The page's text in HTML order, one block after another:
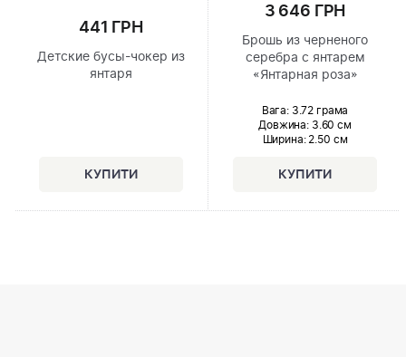
441 ГРН
Детские бусы-чокер из
янтаря
3 646 ГРН
Брошь из черненого
серебра с янтарем
«Янтарная роза»
Вага: 3.72 грама
Довжина: 3.60 см
Ширина: 2.50 см